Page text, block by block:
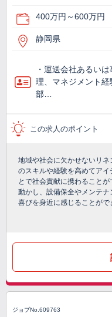
400万円～600万円
静岡県
・運送会社あるい
理、マネジメント
部…
この求人のポイント
地域や社会に欠かせないリ
のスキルや経験を高めてアイ
とで社会貢献に携わること
動かし、設備保全やメンテ
喜びを身近に感じることがで
ジョブNo.609763